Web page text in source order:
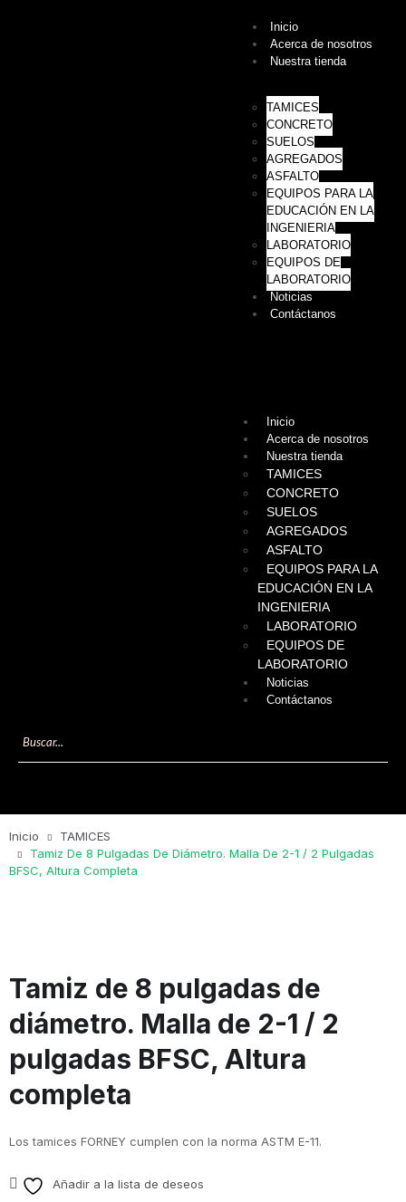
Inicio
Acerca de nosotros
Nuestra tienda
TAMICES
CONCRETO
SUELOS
AGREGADOS
ASFALTO
EQUIPOS PARA LA
EDUCACIÓN EN LA
INGENIERIA
LABORATORIO
EQUIPOS DE
LABORATORIO
Noticias
Contáctanos
Inicio
Acerca de nosotros
Nuestra tienda
TAMICES
CONCRETO
SUELOS
AGREGADOS
ASFALTO
EQUIPOS PARA LA
EDUCACIÓN EN LA
INGENIERIA
LABORATORIO
EQUIPOS DE
LABORATORIO
Noticias
Contáctanos
Inicio
TAMICES
Tamiz De 8 Pulgadas De Diámetro. Malla De 2-1 / 2 Pulgadas
BFSC, Altura Completa
Tamiz de 8 pulgadas de
diámetro. Malla de 2-1 / 2
pulgadas BFSC, Altura
completa
Los tamices FORNEY cumplen con la norma ASTM E-11.
Añadir a la lista de deseos